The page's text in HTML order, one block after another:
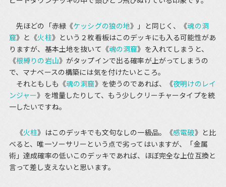
先ほどの「赤緑《ケッシグの狼の地》」と同じく、《魂の洞
窟》と《火柱》という２枚看板はこのデッキにも入る可能性があ
りますが、基本土地を抜いて《魂の洞窟》を入れてしまうと、
《根縛りの岩山》がタップインで出る確率が上がってしまうの
で、マナベースの構築には気を付けたいところ。
それともしも《魂の洞窟》を使うのであれば、《夜明けのレイ
ンジャー》を増量したりして、もう少しクリーチャータイプを統
一したいですね。
《火柱》はこのデッキでも文句なしの一級品。《感電破》と比
べると、唯一ソーサリーという点で劣ってはいますが、「金属
術」達成確率の低いこのデッキであれば、ほぼ完全な上位互換と
言って差し支えないと思います。